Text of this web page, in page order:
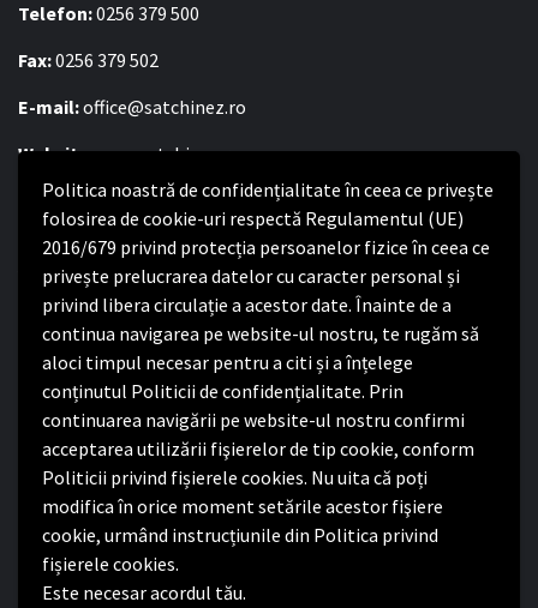
Politica noastră de confidențialitate în ceea ce privește
folosirea de cookie-uri respectă Regulamentul (UE)
2016/679 privind protecția persoanelor fizice în ceea ce
privește prelucrarea datelor cu caracter personal și
privind libera circulație a acestor date. Înainte de a
continua navigarea pe website-ul nostru, te rugăm să
aloci timpul necesar pentru a citi și a înțelege
conținutul Politicii de confidențialitate. Prin
continuarea navigării pe website-ul nostru confirmi
acceptarea utilizării fişierelor de tip cookie, conform
Politicii privind fișierele cookies. Nu uita că poți
modifica în orice moment setările acestor fişiere
cookie, urmând instrucțiunile din Politica privind
fișierele cookies.
Este necesar acordul tău.
Telefon:0256 379 500
Fax:0256 379 502
E-mail:office@satchinez.ro
Website:www.satchinez.ro
Program cu publicul:
Luni – Joi:8:00-16:30
Vineri:8:00 – 14:00
Politica de confidențialitate
Politica de confidențialitate
Nota de informare privind implementarea Regulamentului
(UE) 2016/679
Termeni și condiții de utilizare website